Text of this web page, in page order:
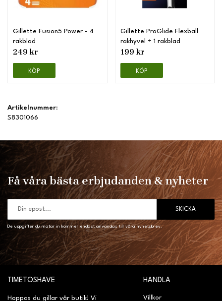
Gillette Fusion5 Power - 4
rakblad
249 kr
KÖP
Gillette ProGlide Flexball
rakhyvel + 1 rakblad
199 kr
KÖP
Artikelnummer:
S8301066
Få våra bästa erbjudanden & nyheter
SKICKA
De uppgifter du matar in kommer endast användas till våra nyhetsbrev.
TIMETOSHAVE
Hoppas du gillar vår butik! Vi
HANDLA
Villkor